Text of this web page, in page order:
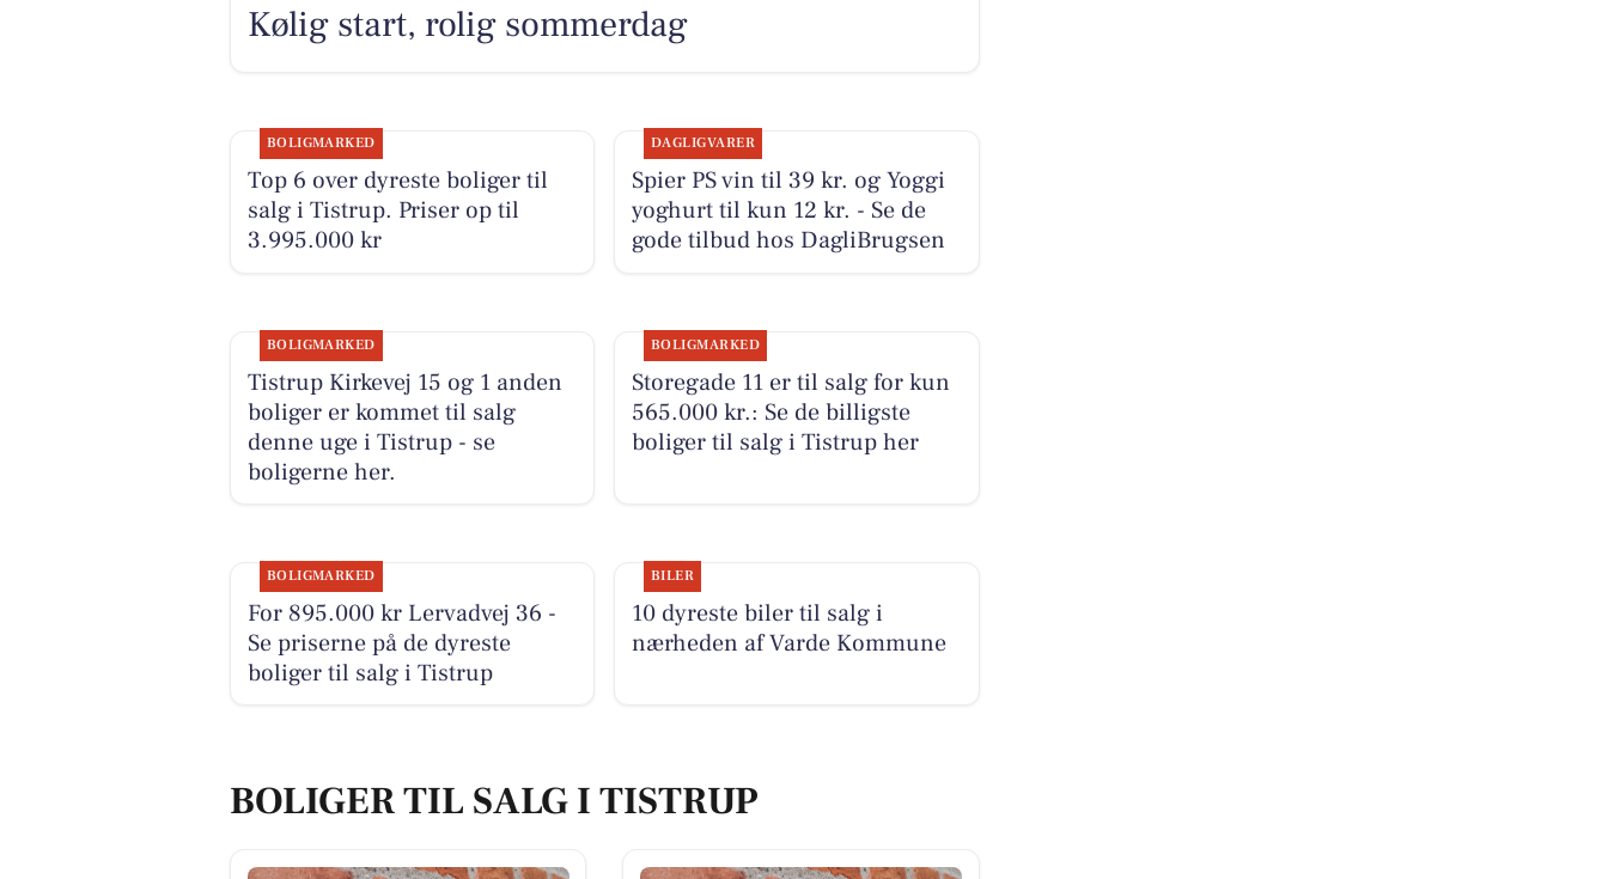
Kølig start, rolig sommerdag
BOLIGMARKED
Top 6 over dyreste boliger til
salg i Tistrup. Priser op til
3.995.000 kr
DAGLIGVARER
Spier PS vin til 39 kr. og Yoggi
yoghurt til kun 12 kr. - Se de
gode tilbud hos DagliBrugsen
BOLIGMARKED
Tistrup Kirkevej 15 og 1 anden
boliger er kommet til salg
denne uge i Tistrup - se
boligerne her.
BOLIGMARKED
Storegade 11 er til salg for kun
565.000 kr.: Se de billigste
boliger til salg i Tistrup her
BOLIGMARKED
For 895.000 kr Lervadvej 36 -
Se priserne på de dyreste
boliger til salg i Tistrup
BILER
10 dyreste biler til salg i
nærheden af Varde Kommune
BOLIGER TIL SALG I TISTRUP